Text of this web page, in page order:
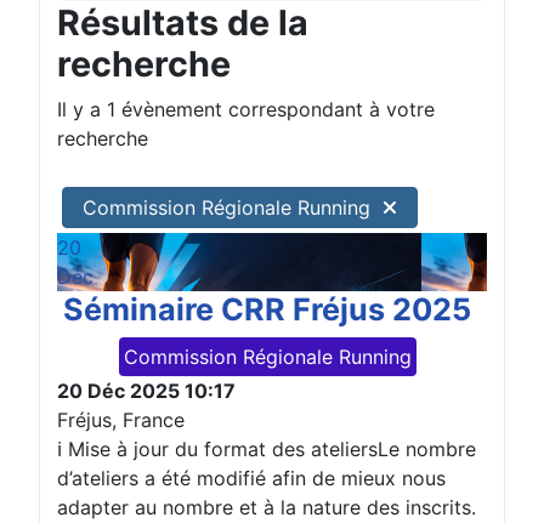
Résultats de la
recherche
Il y a 1 évènement correspondant à votre
recherche
Commission Régionale Running
20
Déc
Séminaire CRR Fréjus 2025
Commission Régionale Running
20 Déc 2025 10:17
Fréjus, France
ℹ️ Mise à jour du format des ateliersLe nombre
d’ateliers a été modifié afin de mieux nous
adapter au nombre et à la nature des inscrits.